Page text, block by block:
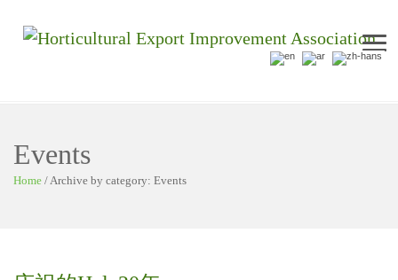
Events
Home /Archive by category: Events